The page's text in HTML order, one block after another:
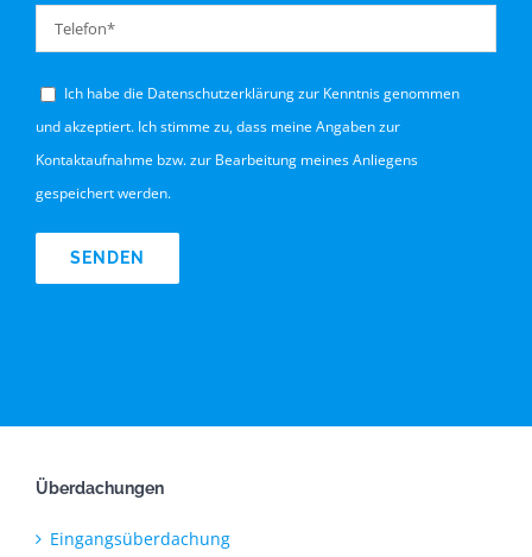
Ich habe die Datenschutzerklärungzur Kenntnis genommen
und akzeptiert. Ich stimme zu, dass meine Angaben zur
Kontaktaufnahme bzw. zur Bearbeitung meines Anliegens
gespeichert werden.
Überdachungen
Eingangsüberdachung